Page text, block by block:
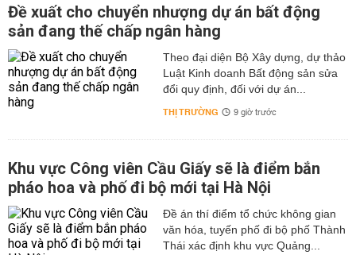
Đề xuất cho chuyển nhượng dự án bất động
sản đang thế chấp ngân hàng
Theo đại diện Bộ Xây dựng, dự thảo
Luật Kinh doanh Bất động sản sửa
đổi quy định, đối với dự án...
THỊ TRƯỜNG 9 giờ trước
Khu vực Công viên Cầu Giấy sẽ là điểm bắn
pháo hoa và phố đi bộ mới tại Hà Nội
Đề án thí điểm tổ chức không gian
văn hóa, tuyến phố đi bộ phố Thành
Thái xác định khu vực Quảng...